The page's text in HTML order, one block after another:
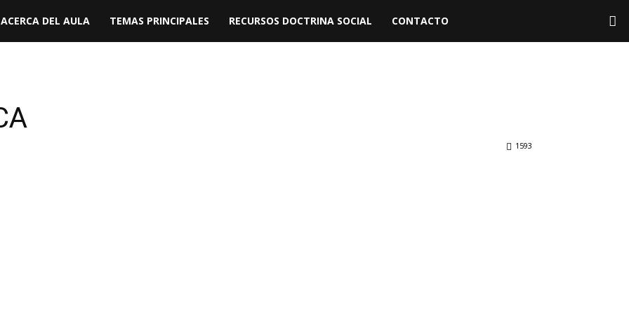
ACERCA DEL AULA TEMAS PRINCIPALES RECURSOS DOCTRINA SOCIAL CONTACTO
1593